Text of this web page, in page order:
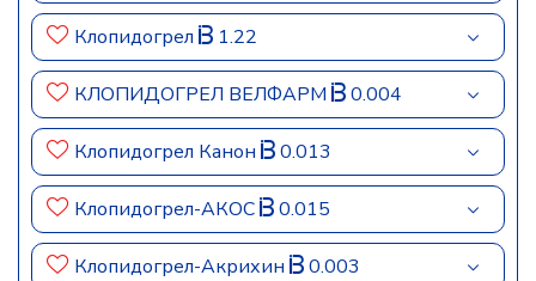
Клопидогрел 1.22
КЛОПИДОГРЕЛ ВЕЛФАРМ 0.004
Клопидогрел Канон 0.013
Клопидогрел-АКОС 0.015
Клопидогрел-Акрихин 0.003